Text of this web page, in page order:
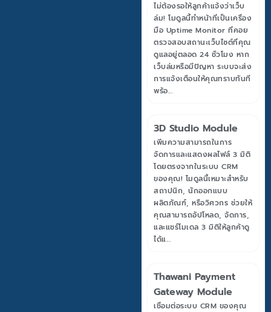
ไม่ต้องรอให้ลูกค้าแจ้งว่าเว็บ
ล่ม! โมดูลนี้ทำหน้าที่เป็นเครื่อง
มือ Uptime Monitor ที่คอย
ตรวจสอบสถานะเว็บไซต์ที่คุณ
ดูแลอยู่ตลอด 24 ชั่วโมง หาก
เว็บล่มหรือมีปัญหา ระบบจะส่ง
การแจ้งเตือนให้คุณทราบทันที
พร้อ...
3D Studio Module
เพิ่มความสามารถในการ
จัดการและแสดงผลไฟล์ 3 มิติ
โดยตรงจากในระบบ CRM
ของคุณ! โมดูลนี้เหมาะสำหรับ
สถาปนิก, นักออกแบบ
ผลิตภัณฑ์, หรือวิศวกร ช่วยให้
คุณสามารถอัปโหลด, จัดการ,
และแชร์โมเดล 3 มิติให้ลูกค้าดู
ได้แ...
Thawani Payment
Gateway Module
เชื่อมต่อระบบ CRM ของคุณ